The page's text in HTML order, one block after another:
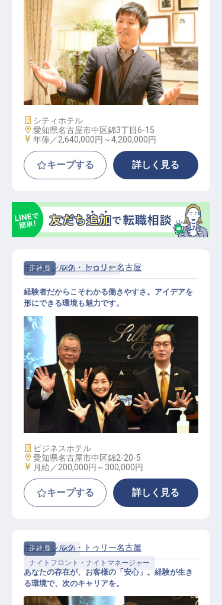
婚礼新規営業（年休118日／月額23
～35万円／夏・冬連休有）
施設業態
シティホテル
勤務地
愛知県名古屋市中区錦3丁目6-15
給与
年俸／2,640,000円～4,200,000円
キープする 詳しく見る
正社員 宿泊 フロント
フロントスタッフ（伏見駅徒歩4分
／住宅補助有／年休105日）
ホテル シルク・トゥリー名古屋
経験者だからこそわかる働きやすさ。アイデアを
形にできる環境も魅力です。
施設業態
ビジネスホテル
勤務地
愛知県名古屋市中区錦2-20-5
給与
月給／200,000円～ 300,000円
キープする 詳しく見る
正社員
宿泊
ナイトフロント・ナイトマネージャー
ホテル シルク・トゥリー名古屋
あなたの存在が、お客様の「安心」。経験が生き
る環境で、次のキャリアを。